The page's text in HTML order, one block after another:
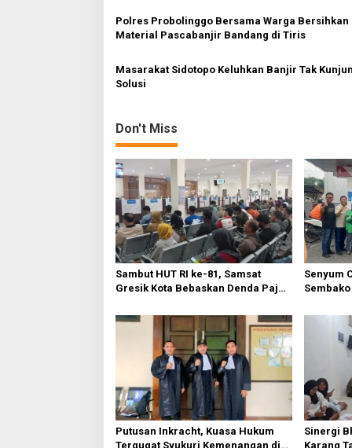
t
o
Polres Probolinggo Bersama Warga Bersihkan
Material Pascabanjir Bandang di Tiris
Masarakat Sidotopo Keluhkan Banjir Tak
Solusi
Don't Miss
Sambut HUT RI ke-81, Samsat
Gresik Kota Bebaskan Denda Pajak
Senyum
Putusan Inkracht, Kuasa Hukum
Tergugat Syukuri Kemenangan di
Sinergi
Karang